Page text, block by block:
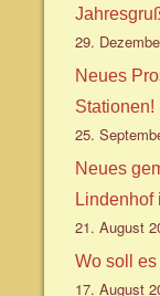
29.
Neues
Stationen!
25.
Neues
Lindenhof
21. August
Wo soll
17. August